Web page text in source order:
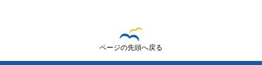
ページの先頭へ戻る